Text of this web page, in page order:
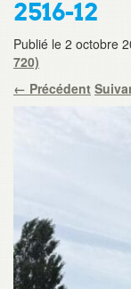
2516-12
Publié le 2 octobre
720)
← Précédent